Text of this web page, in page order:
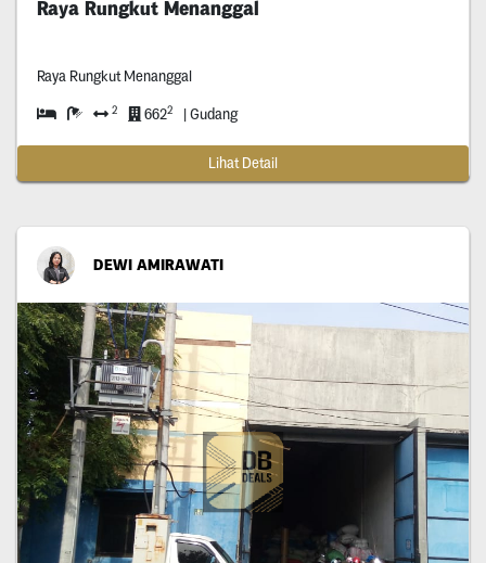
Raya Rungkut Menanggal
Raya Rungkut Menanggal
2 6622 | Gudang
Lihat Detail
DEWI AMIRAWATI